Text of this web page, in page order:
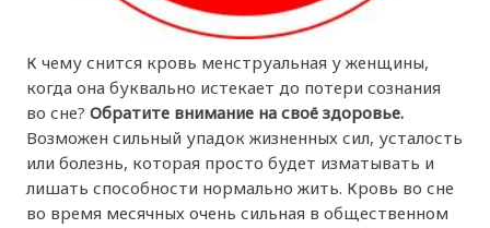
К чему снится кровь менструальная у женщины,
когда она буквально истекает до потери сознания
во сне?Обратите внимание на своё здоровье.
Возможен сильный упадок жизненных сил, усталость
или болезнь, которая просто будет изматывать и
лишать способности нормально жить. Кровь во сне
во время месячных очень сильная в общественном